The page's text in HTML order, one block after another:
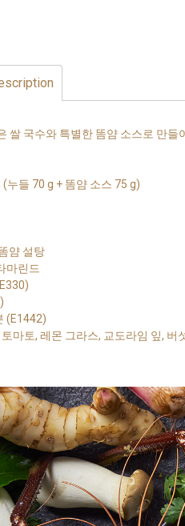
국수와 특별한 똠얌 소스로 만들
(누들 70 g + 똠얌 소스 75 g)
얌 설탕
마린드
(E1442)
마토, 레몬 그라스, 교도라임 잎, 버